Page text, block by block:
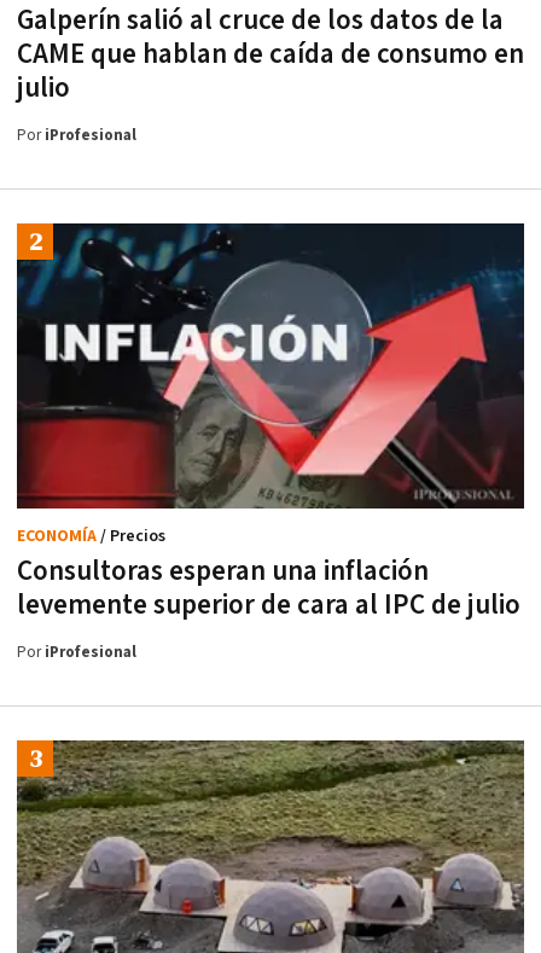
Galperín salió al cruce de los datos de la
CAME que hablan de caída de consumo en
julio
PoriProfesional
Consultoras esperan una inflación
levemente superior de cara al IPC de julio
ECONOMÍA/ Precios
PoriProfesional